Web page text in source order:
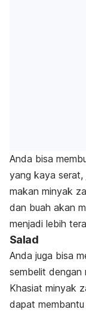
Anda bisa
yang kaya serat,
makan minyak
dan buah akan
menjadi lebih
Salad
Anda juga bisa
sembelit dengan
Khasiat minyak
dapat membantu